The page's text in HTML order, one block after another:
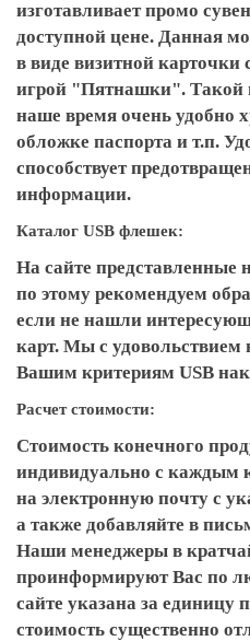
изготавливает промо
доступной цене. Данная
в виде визитной
игрой "Пятнашки". Такой
наше время очень удобно
обложке паспорта и т.п.
способствует
информации.
Каталог USB флешек:
На сайте представленные
по этому рекомендуем
если не нашли
карт. Мы с
Вашим критериям USB
Расчет стоимости:
Стоимость конечного
индивидуально с каждым
на электронную почту с
а также добавляйте в
Наши менеджеры в
проинформируют Вас по
сайте указана за единицу
стоимость существенно